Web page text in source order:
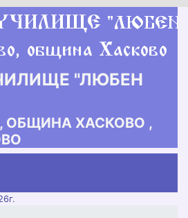
"ЛЮБЕН
ОБЩИНА ХАСКОВО ,